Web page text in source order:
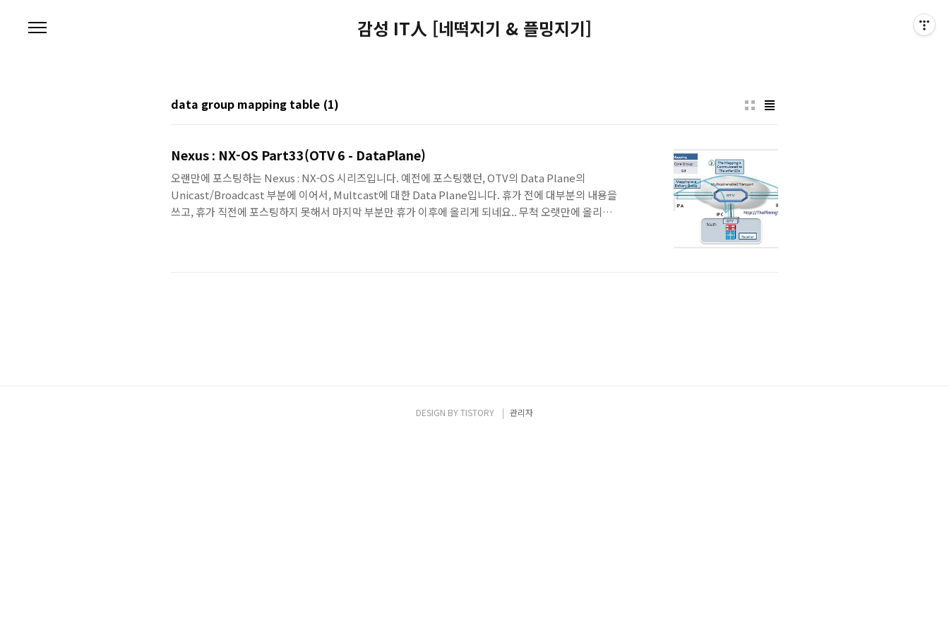
감성 IT人 [네떡지기 & 플밍지기]
data group mapping table (1)
Nexus : NX-OS Part33(OTV 6 - DataPlane)
오랜만에 포스팅하는 Nexus : NX-OS 시리즈입니다. 예전에 포스팅했던, OTV의 Data Plane의
Unicast/Broadcast 부분에 이어서, Multcast에 대한 Data Plane입니다. 휴가 전에 대부분의 내용을
쓰고, 휴가 직전에 포스팅하지 못해서 마지막 부분만 휴가 이후에 올리게 되네요.. 무척 오랫만에 올리는
DESIGN BYTISTORY 관리자